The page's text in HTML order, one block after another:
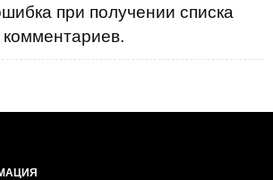
при получении списка
комментариев.